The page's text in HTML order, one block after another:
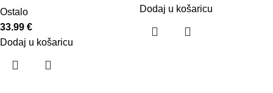
Ostalo
33.99 €
Dodaj u košaricu
Dodaj u košaricu